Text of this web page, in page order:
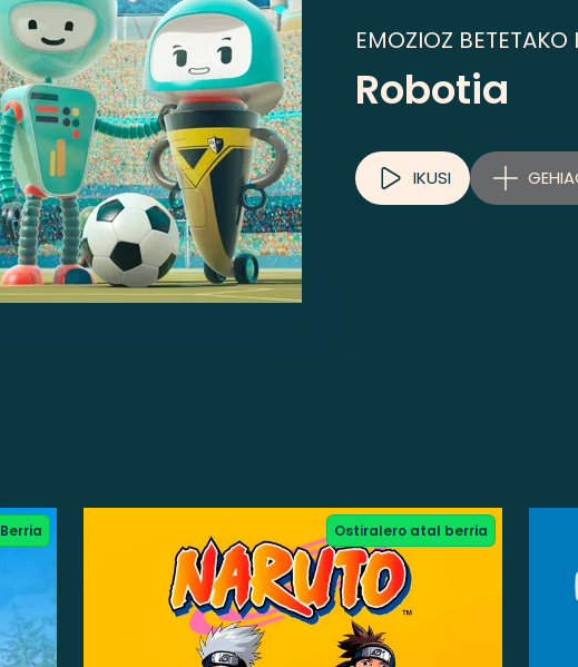
EMOZIOZ BETETAKO
Robotia
IKUSI
Berria Ostiralero atal berria